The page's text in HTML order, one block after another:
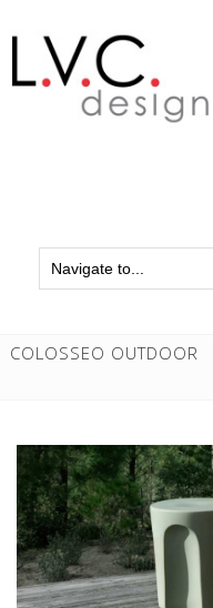
COLOSSEO OUTDOOR